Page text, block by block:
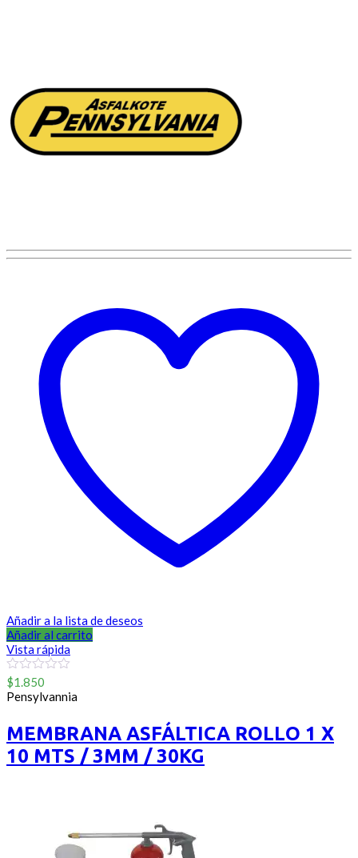
Añadir a la lista de deseos
Añadir al carrito
Vista rápida
0
out
of
$1.850
Pensylvannia
MEMBRANA ASFÁLTICA ROLLO 1 X
10 MTS / 3MM / 30KG